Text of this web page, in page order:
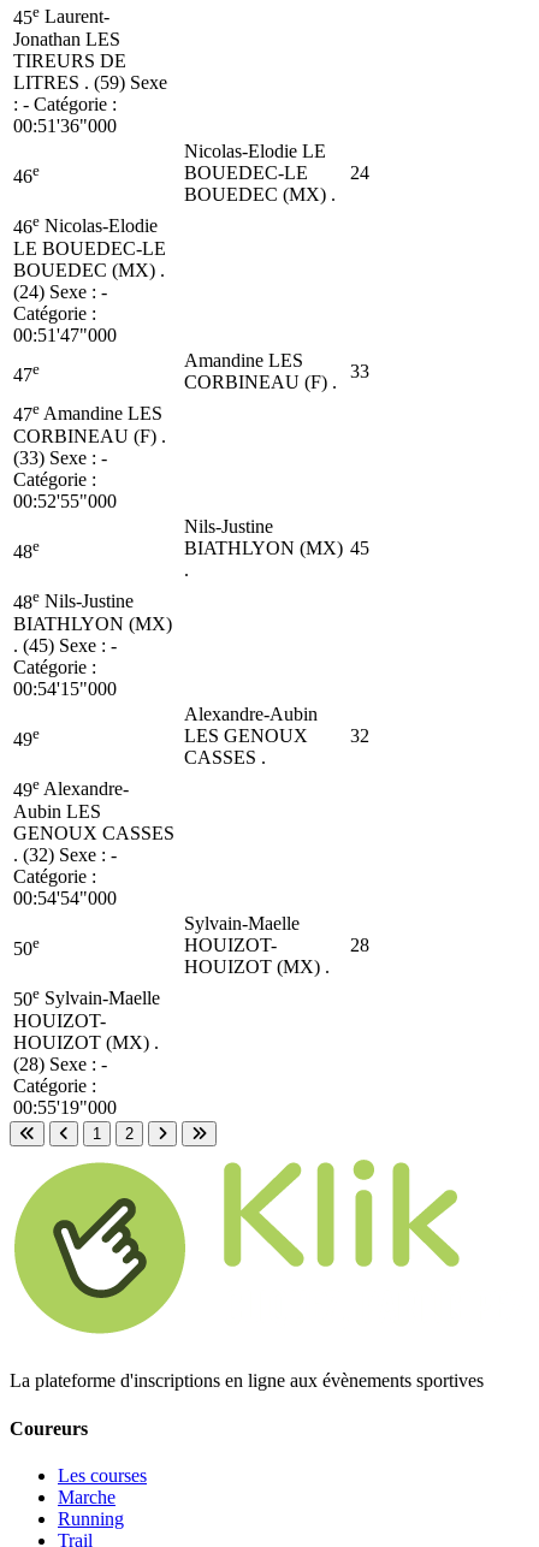
45e Laurent-
Jonathan LES
TIREURS DE
LITRES . (59) Sexe
: - Catégorie :
00:51'36"000
46e
Nicolas-Elodie LE
BOUEDEC-LE
BOUEDEC (MX) .
24
46e Nicolas-Elodie
LE BOUEDEC-LE
BOUEDEC (MX) .
(24) Sexe : -
Catégorie :
00:51'47"000
47e
Amandine LES
CORBINEAU (F) .
33
47e Amandine LES
CORBINEAU (F) .
(33) Sexe : -
Catégorie :
00:52'55"000
48e
Nils-Justine
BIATHLYON (MX)
.
45
48e Nils-Justine
BIATHLYON (MX)
. (45) Sexe : -
Catégorie :
00:54'15"000
49e
Alexandre-Aubin
LES GENOUX
CASSES .
32
49e Alexandre-
Aubin LES
GENOUX CASSES
. (32) Sexe : -
Catégorie :
00:54'54"000
50e
Sylvain-Maelle
HOUIZOT-
HOUIZOT (MX) .
28
50e Sylvain-Maelle
HOUIZOT-
HOUIZOT (MX) .
(28) Sexe : -
Catégorie :
00:55'19"000
Première page
Page précédente
1
2
Page suivante
Dernière page
La plateforme d'inscriptions en ligne aux évènements sportives
Coureurs
Les courses
Marche
Running
Trail